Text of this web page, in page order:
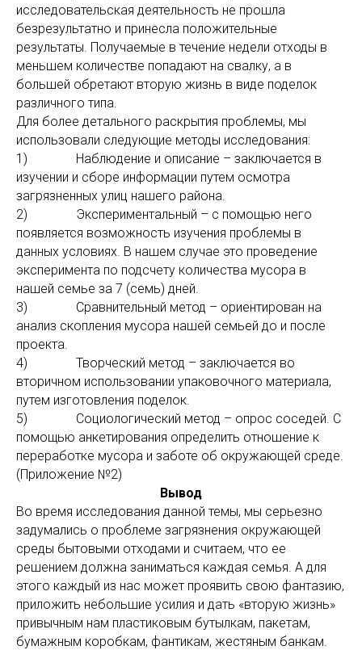
исследовательская деятельность не прошла
безрезультатно и принесла положительные
результаты. Получаемые в течение недели отходы в
меньшем количестве попадают на свалку, а в
большей обретают вторую жизнь в виде поделок
различного типа.
Для более детального раскрытия проблемы, мы
использовали следующие методы исследования:
1) Наблюдение и описание – заключается в
изучении и сборе информации путем осмотра
загрязненных улиц нашего района.
2) Экспериментальный – с помощью него
появляется возможность изучения проблемы в
данных условиях. В нашем случае это проведение
эксперимента по подсчету количества мусора в
нашей семье за 7 (семь) дней.
3) Сравнительный метод – ориентирован на
анализ скопления мусора нашей семьей до и после
проекта.
4) Творческий метод – заключается во
вторичном использовании упаковочного материала,
путем изготовления поделок.
5) Социологический метод – опрос соседей. С
помощью анкетирования определить отношение к
переработке мусора и заботе об окружающей среде.
(Приложение №2)
Вывод
Во время исследования данной темы, мы серьезно
задумались о проблеме загрязнения окружающей
среды бытовыми отходами и считаем, что ее
решением должна заниматься каждая семья. А для
этого каждый из нас может проявить свою фантазию,
приложить небольшие усилия и дать «вторую жизнь»
привычным нам пластиковым бутылкам, пакетам,
бумажным коробкам, фантикам, жестяным банкам.